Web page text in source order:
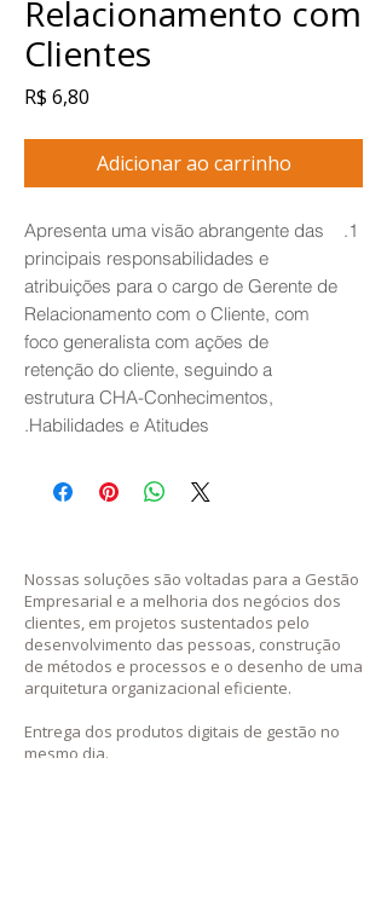
Relacionamento com
Clientes
R$ 6,80
Adicionar ao carrinho
Apresenta uma visão abrangente das
principais responsabilidades e
atribuições para o cargo de Gerente de
Relacionamento com o Cliente, com
foco generalista com ações de
retenção do cliente, seguindo a
estrutura CHA-Conhecimentos,
Habilidades e Atitudes.
Nossas soluções são voltadas para a Gestão
Empresarial e a melhoria dos negócios dos
clientes, em projetos sustentados pelo
desenvolvimento das pessoas, construção
de métodos e processos e o desenho de uma
arquitetura organizacional eficiente.
Entrega dos produtos digitais de gestão no
mesmo dia.